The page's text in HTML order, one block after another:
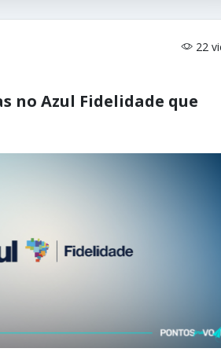
22
no Azul Fidelidade que